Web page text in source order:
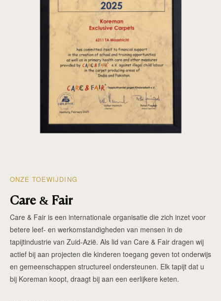
ONZE TOEWIJDING
Care & Fair
Care & Fair is een internationale organisatie die zich inzet voor
betere leef- en werkomstandigheden van mensen in de
tapijtindustrie van Zuid-Azië. Als lid van Care & Fair dragen wij
actief bij aan projecten die kinderen toegang geven tot onderwijs
en gemeenschappen structureel ondersteunen. Elk tapijt dat u
bij Koreman koopt, draagt bij aan een eerlijkere keten.